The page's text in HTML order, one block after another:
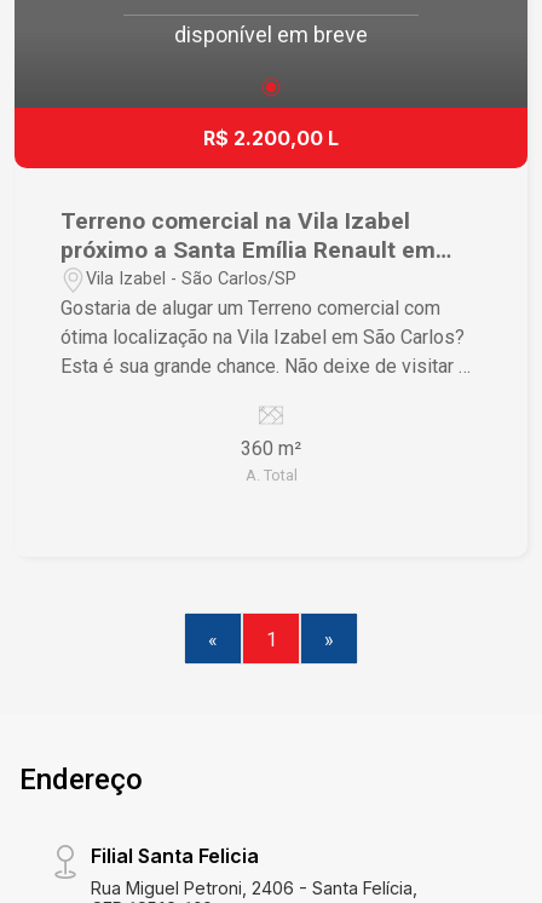
disponível em breve
R$ 2.200,00 L
Terreno comercial na Vila Izabel
próximo a Santa Emília Renault em
São Carlos
Vila Izabel - São Carlos/SP
Gostaria de alugar um Terreno comercial com
ótima localização na Vila Izabel em São Carlos?
Esta é sua grande chance. Não deixe de visitar e
360 m²
A. Total
« 1 »
Endereço
Filial Santa Felicia
Rua Miguel Petroni, 2406 - Santa Felícia,